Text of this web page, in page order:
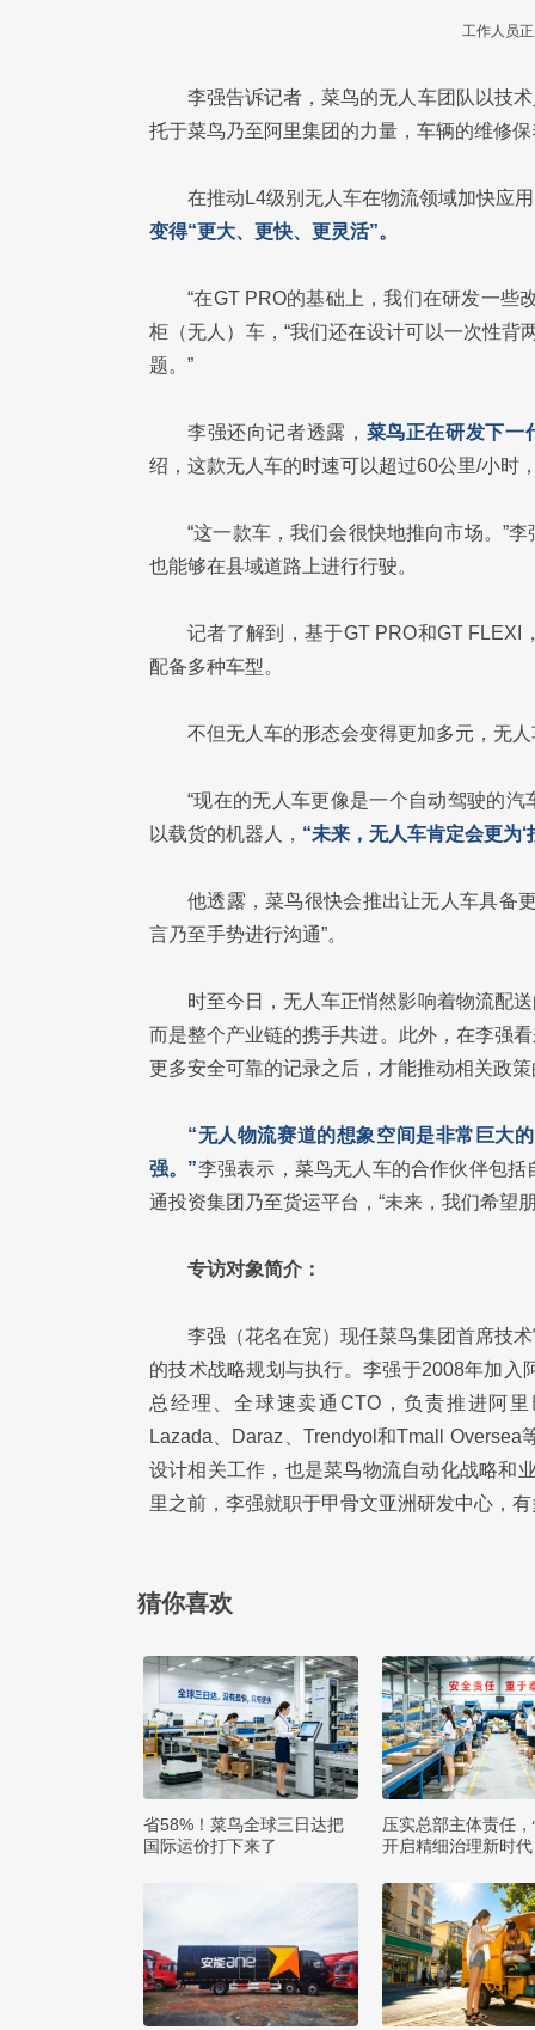
工作人员
李强告诉记者，菜鸟的无人车团队以技
托于菜鸟乃至阿里集团的力量，车辆的维修
在推动L4级别无人车在物流领域加快应
变得“更大、更快、更灵活”。
“在GT PRO的基础上，我们在研发一些
柜（无人）车，“我们还在设计可以一次性背
题。”
李强还向记者透露， 菜鸟正在研发下一
绍，这款无人车的时速可以超过60公里/小时
“这一款车，我们会很快地推向市场。”
也能够在县域道路上进行行驶。
记者了解到，基于GT PRO和GT
配备多种车型。
不但无人车的形态会变得更加多元，无
“现在的无人车更像是一个自动驾驶的
以载货的机器人， “未来，无人车肯定会更为
他透露，菜鸟很快会推出让无人车具备
言乃至手势进行沟通”。
时至今日，无人车正悄然影响着物流配
而是整个产业链的携手共进。此外，在李强
更多安全可靠的记录之后，才能推动相关政
“无人物流赛道的想象空间是非常巨大
强。”李强表示，菜鸟无人车的合作伙伴包
通投资集团乃至货运平台，“未来，我们希望
专访对象简介：
李强（花名在宽）现任菜鸟集团首席技
的技术战略规划与执行。李强于2008年加
总经理、全球速卖通CTO，负责推进阿
Lazada、Daraz、Trendyol和Tmall
设计相关工作，也是菜鸟物流自动化战略和
里之前，李强就职于甲骨文亚洲研发中心，
猜你喜欢
省58%！菜鸟全球三日达把
国际运价打下来了
压实总部主体责任
开启精细治理新时代